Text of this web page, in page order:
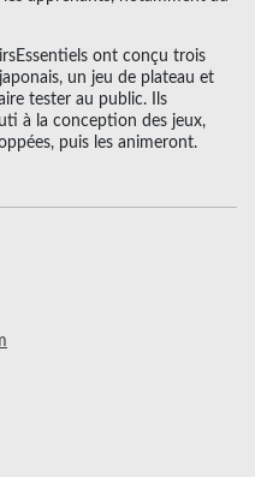
ont conçu trois
un jeu de plateau et
tester au public. Ils
à la conception des jeux,
puis les animeront.